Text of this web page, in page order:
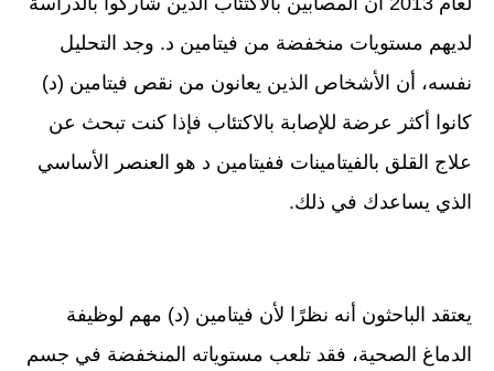
لديهم مستويات منخفضة من فيتامين د. وجد التحليل
نفسه، أن الأشخاص الذين يعانون من نقص فيتامين (د)
كانوا أكثر عرضة للإصابة بالاكتئاب فإذا كنت تبحث عن
علاج القلق بالفيتامينات ففيتامين د هو العنصر الأساسي
الذي يساعدك في ذلك.
يعتقد الباحثون أنه نظرًا لأن فيتامين (د) مهم لوظيفة
الدماغ الصحية، فقد تلعب مستوياته المنخفضة في جسم